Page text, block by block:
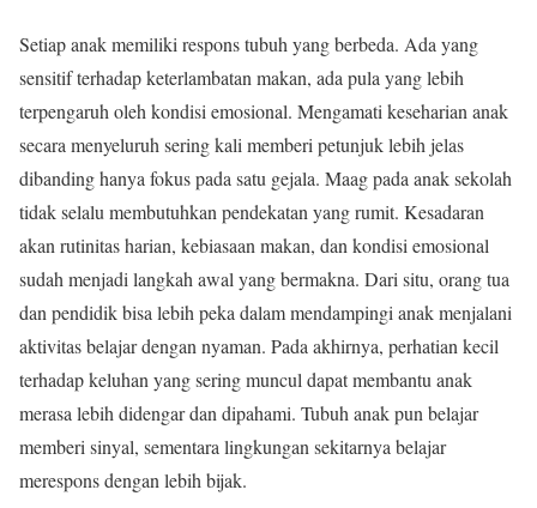
Setiap anak memiliki respons tubuh yang berbeda. Ada yang
sensitif terhadap keterlambatan makan, ada pula yang lebih
terpengaruh oleh kondisi emosional. Mengamati keseharian anak
secara menyeluruh sering kali memberi petunjuk lebih jelas
dibanding hanya fokus pada satu gejala. Maag pada anak sekolah
tidak selalu membutuhkan pendekatan yang rumit. Kesadaran
akan rutinitas harian, kebiasaan makan, dan kondisi emosional
sudah menjadi langkah awal yang bermakna. Dari situ, orang tua
dan pendidik bisa lebih peka dalam mendampingi anak menjalani
aktivitas belajar dengan nyaman. Pada akhirnya, perhatian kecil
terhadap keluhan yang sering muncul dapat membantu anak
merasa lebih didengar dan dipahami. Tubuh anak pun belajar
memberi sinyal, sementara lingkungan sekitarnya belajar
merespons dengan lebih bijak.